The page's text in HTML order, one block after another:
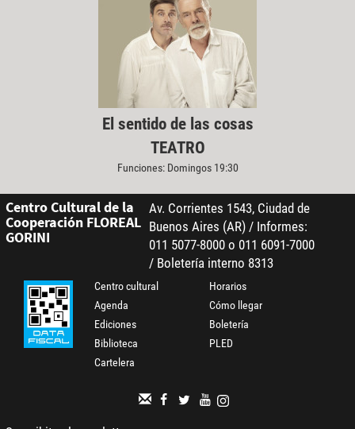
El sentido de las cosas
TEATRO
Funciones: Domingos 19:30
Centro Cultural de la
Cooperación FLOREAL
GORINI
Av. Corrientes 1543, Ciudad de
Buenos Aires (AR) / Informes:
011 5077-8000 o 011 6091-7000
/ Boletería interno 8313
Centro cultural
Agenda
Ediciones
Biblioteca
Cartelera
Horarios
Cómo llegar
Boletería
PLED